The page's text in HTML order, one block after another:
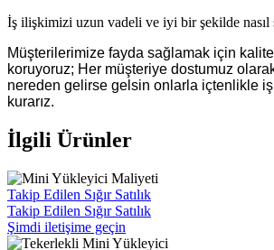
İş ilişkimizi uzun vadeli ve iyi bir şekilde nasıl
Müşterilerimize fayda sağlamak için
koruyoruz; Her müşteriye dostumuz
nereden gelirse gelsin onlarla içtenlikle
kurarız.
İlgili Ürünler
Takip Edilen Sığır Satılık
Takip Edilen Sığır Satılık
Şimdi iletişime geçin